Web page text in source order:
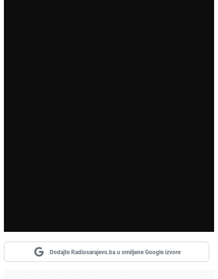
Dodajte Radiosarajevo.ba u omiljene Google izvore